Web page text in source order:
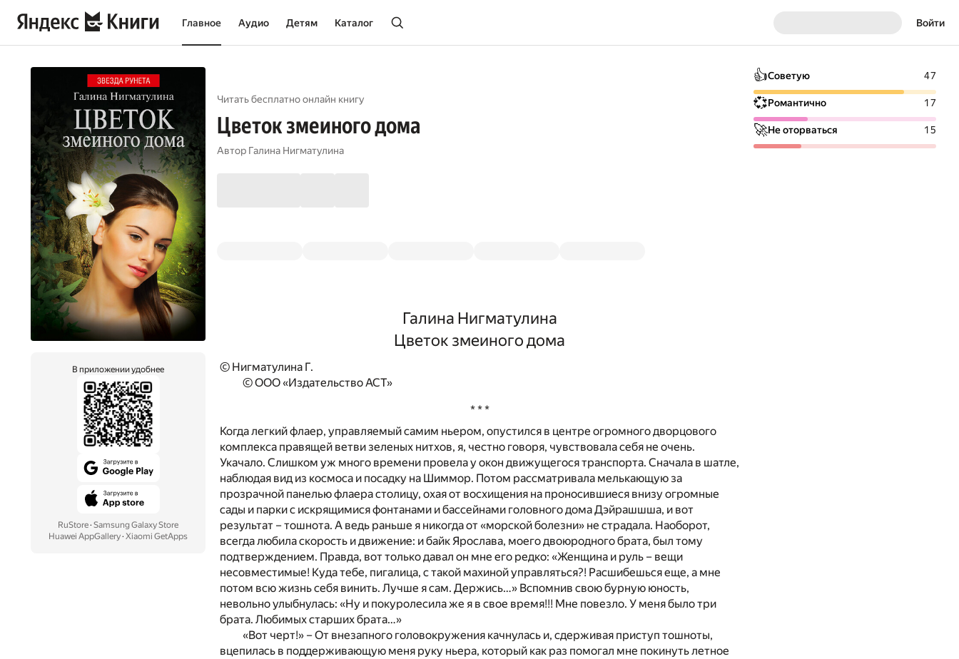
Главное Аудио Детям Каталог Войти
В приложении удобнее
RuStore· Samsung Galaxy Store
Huawei AppGallery· Xiaomi GetApps
Читать бесплатно онлайн книгу
Цветок змеиного дома
Автор Галина Нигматулина
Галина Нигматулина
Цветок змеиного дома
© Нигматулина Г.
© ООО «Издательство АСТ»
* * *
Когда легкий флаер, управляемый самим ньером, опустился в центре огромного дворцового
комплекса правящей ветви зеленых нитхов, я, честно говоря, чувствовала себя не очень.
Укачало. Слишком уж много времени провела у окон движущегося транспорта. Сначала в шатле,
наблюдая вид из космоса и посадку на Шиммор. Потом рассматривала мелькающую за
прозрачной панелью флаера столицу, охая от восхищения на проносившиеся внизу огромные
сады и парки с искрящимися фонтанами и бассейнами головного дома Дэйрашшша, и вот
результат – тошнота. А ведь раньше я никогда от «морской болезни» не страдала. Наоборот,
всегда любила скорость и движение: и байк Ярослава, моего двоюродного брата, был тому
подтверждением. Правда, вот только давал он мне его редко: «Женщина и руль – вещи
несовместимые! Куда тебе, пигалица, с такой махиной управляться?! Расшибешься еще, а мне
потом всю жизнь себя винить. Лучше я сам. Держись…» Вспомнив свою бурную юность,
невольно улыбнулась: «Ну и покуролесила же я в свое время!!! Мне повезло. У меня было три
брата. Любимых старших брата…»
«Вот черт!» – От внезапного головокружения качнулась и, сдерживая приступ тошноты,
вцепилась в поддерживающую меня руку ньера, который как раз помогал мне покинуть летное
👍Советую 47
💞Романтично 17
🚀Не оторваться 15